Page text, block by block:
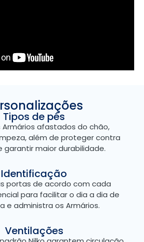
Tipos de pés
afastados do chão,
além de proteger contra
garantir maior durabilidade.
Identificação
portas de acordo com cada
para facilitar o dia a dia de
e administra os Armários.
Ventilações